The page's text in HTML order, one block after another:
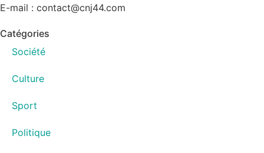
E-mail : contact@cnj44.com
Catégories
Société
Culture
Sport
Politique